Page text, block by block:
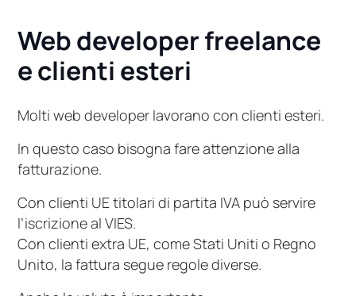
Web developer freelance
e clienti esteri
Molti web developer lavorano con clienti esteri.
In questo caso bisogna fare attenzione alla
fatturazione.
Con clienti UE titolari di partita IVA può servire
l’iscrizione al VIES.
Con clienti extra UE, come Stati Uniti o Regno
Unito, la fattura segue regole diverse.